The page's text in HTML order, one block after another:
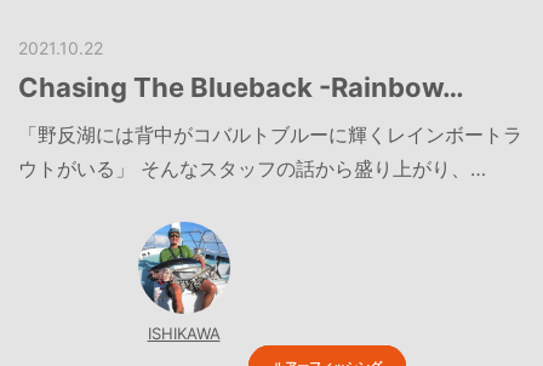
2021.10.22
Chasing The Blueback -Rainbow…
「野反湖には背中がコバルトブルーに輝くレインボートラ
ウトがいる」 そんなスタッフの話から盛り上がり、…
ISHIKAWA